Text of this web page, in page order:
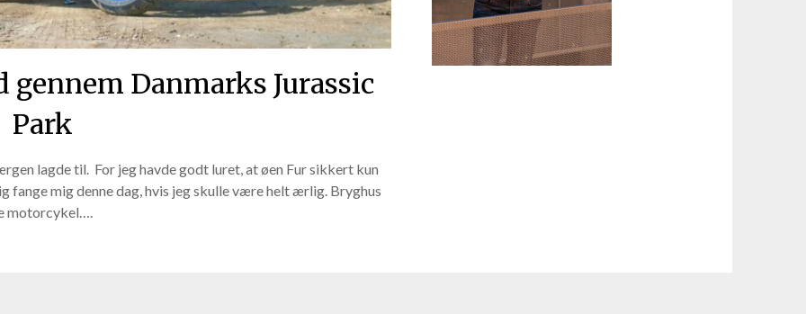
Danmarks Jurassic
Park
lagde til. For jeg havde godt luret, at øen Fur sikkert kun
fange mig denne dag, hvis jeg skulle være helt ærlig. Bryghus
motorcykel….